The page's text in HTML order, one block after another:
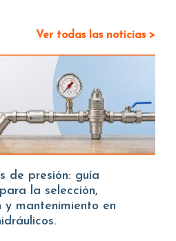
Ver todas las noticias >
la selección,
y mantenimiento en